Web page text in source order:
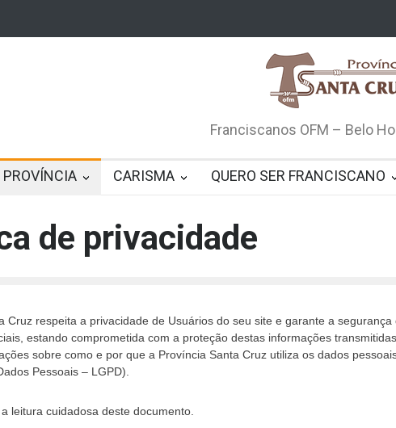
Franciscanos OFM – Belo
PROVÍNCIA CARISMA QUERO SER FRANCISCANO
de privacidade
Cruz respeita a privacidade de Usuários do seu site e garante a
estando comprometida com a proteção destas informações
sobre como e por que a Província Santa Cruz utiliza os dados
Pessoais – LGPD).
leitura cuidadosa deste documento.